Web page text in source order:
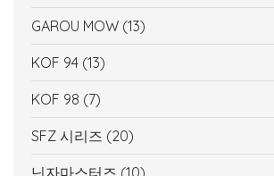
GAROU MOW (13)
KOF 94 (13)
KOF 98 (7)
SFZ 시리즈 (20)